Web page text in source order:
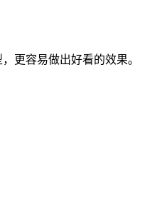
更容易做出好看的效果。